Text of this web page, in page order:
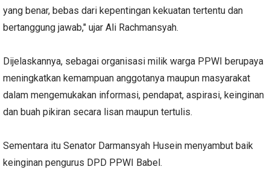
yang benar, bebas dari kepentingan kekuatan tertentu dan
bertanggung jawab," ujar Ali Rachmansyah.
Dijelaskannya, sebagai organisasi milik warga PPWI berupaya
meningkatkan kemampuan anggotanya maupun masyarakat
dalam mengemukakan informasi, pendapat, aspirasi, keinginan
dan buah pikiran secara lisan maupun tertulis.
Sementara itu Senator Darmansyah Husein menyambut baik
keinginan pengurus DPD PPWI Babel.